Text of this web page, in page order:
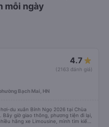
mỗi ngày
4.7
(2163 đánh giá)
Bạch Mai, HN
du xuân Bính Ngọ 2026 tại Chùa
giờ giao thông, phương tiện đi lại,
hãng xe Limousine, mình tìm kiếm